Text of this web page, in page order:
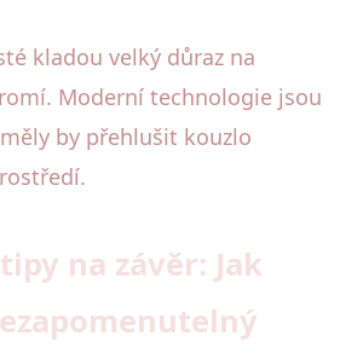
kladou velký důraz na
Moderní technologie jsou
by přehlušit kouzlo
na závěr: Jak